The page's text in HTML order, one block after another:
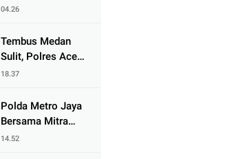
Kabupaten Bekasi,
Cinlok Juga Ada
Gak ?
04.26
Tembus Medan
Sulit, Polres Aceh
Tengah
Sembako dan
Sling Baja ke
18.37
Polda Metro Jaya
Bersama Mitra
Gelar Jumat
14.52